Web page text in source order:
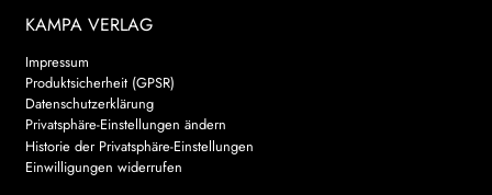
KAMPA VERLAG
Impressum
Produktsicherheit (GPSR)
Datenschutzerklärung
Privatsphäre-Einstellungen ändern
Historie der Privatsphäre-Einstellungen
Einwilligungen widerrufen